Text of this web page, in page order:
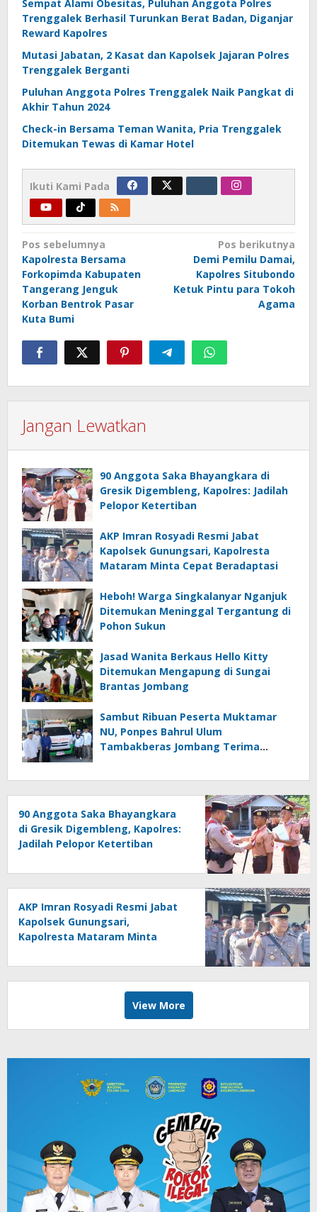
Sempat Alami Obesitas, Puluhan Anggota Polres
Trenggalek Berhasil Turunkan Berat Badan, Diganjar
Reward Kapolres
Mutasi Jabatan, 2 Kasat dan Kapolsek Jajaran Polres
Trenggalek Berganti
Puluhan Anggota Polres Trenggalek Naik Pangkat di
Akhir Tahun 2024
Check-in Bersama Teman Wanita, Pria Trenggalek
Ditemukan Tewas di Kamar Hotel
Ikuti Kami Pada
Navigasi
pos
Pos sebelumnya
Kapolresta Bersama
Forkopimda Kabupaten
Tangerang Jenguk
Korban Bentrok Pasar
Kuta Bumi
Pos berikutnya
Demi Pemilu Damai,
Kapolres Situbondo
Ketuk Pintu para Tokoh
Agama
Jangan Lewatkan
90 Anggota Saka Bhayangkara di
Gresik Digembleng, Kapolres: Jadilah
Pelopor Ketertiban
AKP Imran Rosyadi Resmi Jabat
Kapolsek Gunungsari, Kapolresta
Mataram Minta Cepat Beradaptasi
Heboh! Warga Singkalanyar Nganjuk
Ditemukan Meninggal Tergantung di
Pohon Sukun
Jasad Wanita Berkaus Hello Kitty
Ditemukan Mengapung di Sungai
Brantas Jombang
Sambut Ribuan Peserta Muktamar
NU, Ponpes Bahrul Ulum
Tambakberas Jombang Terima
90 Anggota Saka Bhayangkara
di Gresik Digembleng, Kapolres:
Jadilah Pelopor Ketertiban
AKP Imran Rosyadi Resmi Jabat
Kapolsek Gunungsari,
Kapolresta Mataram Minta
View More